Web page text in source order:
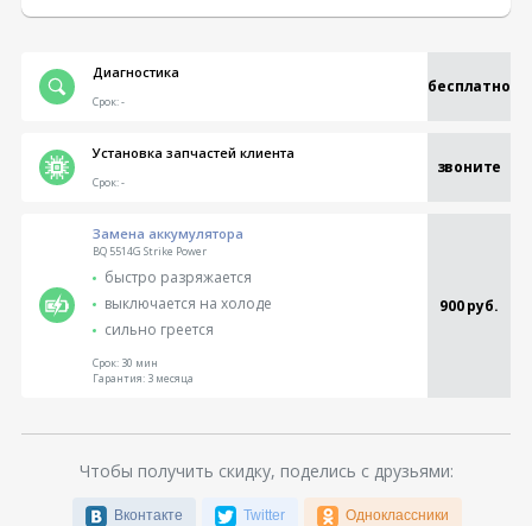
Диагностика
бесплатно
Срок:-
Установка запчастей клиента
звоните
Срок:-
Замена аккумулятора
BQ 5514G Strike Power
быстро разряжается
выключается на холоде
сильно греется
900 руб.
Срок:30 мин
Гарантия:3 месяца
Чтобы получить скидку, поделись с друзьями:
Вконтакте Twitter Одноклассники